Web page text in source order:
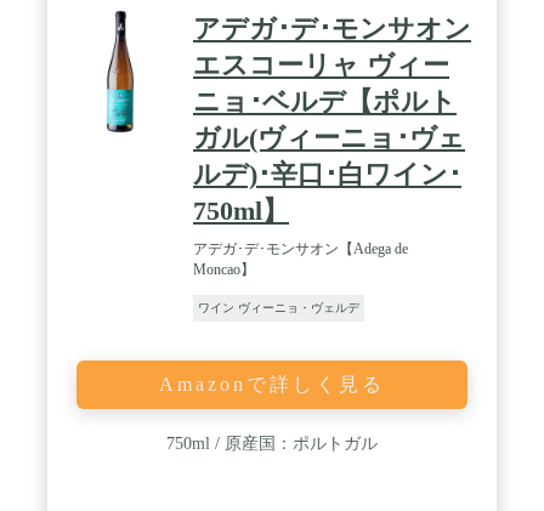
アデガ･デ･モンサオン
エスコーリャ ヴィー
ニョ･ベルデ【ポルト
ガル(ヴィーニョ･ヴェ
ルデ)･辛口･白ワイン･
750ml】
アデガ･デ･モンサオン【Adega de
Moncao】
ワイン ヴィーニョ・ヴェルデ
Amazonで詳しく見る
750ml / 原産国：ポルトガル